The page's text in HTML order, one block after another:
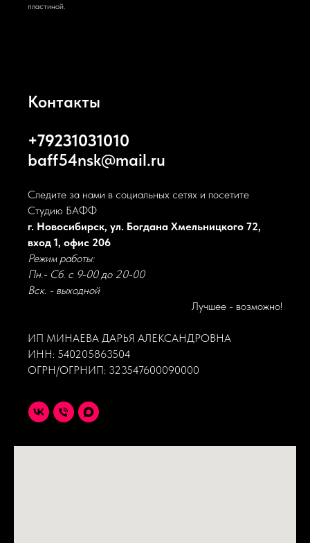
пластиной.
Контакты
+79231031010
baff54nsk@mail.ru
Следите за нами в социальных сетях и посетите
Студию БАФФ
г. Новосибирск, ул. Богдана Хмельницкого 72,
вход 1, офис 206
Режим работы:
Пн.- Сб. с 9-00 до 20-00
Вск. - выходной
Лучшее - возможно!
ИП МИНАЕВА ДАРЬЯ АЛЕКСАНДРОВНА
ИНН: 540205863504
ОГРН/ОГРНИП: 323547600090000